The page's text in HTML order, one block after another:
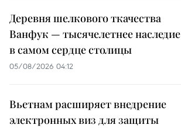
Деревня шелкового ткачества
Ванфук — тысячелетнее наследие
в самом сердце столицы
05/08/2026 04:12
Вьетнам расширяет внедрение
электронных виз для защиты